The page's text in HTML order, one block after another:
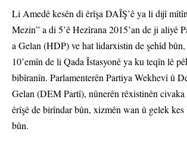
Li Amedê kesên di êrîşa DAÎŞ’ê ya li dijî
Mezin” a di 5’ê Hezîrana 2015’an de ji aliyê
a Gelan (HDP) ve hat lidarxistin de şehîd bûn,
10’emîn de li Qada Îstasyonê ya ku teqîn lê
bibîranîn. Parlamenterên Partiya Wekhevî û
Gelan (DEM Partî), nûnerên rêxistinên
êrîşê de birîndar bûn, xizmên wan û gelek kes
bûn.